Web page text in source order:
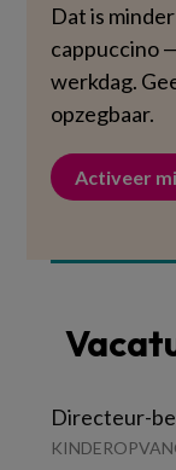
Dat is
cappuccino
werkdag.
opzegbaar.
Activeer
Directeur-